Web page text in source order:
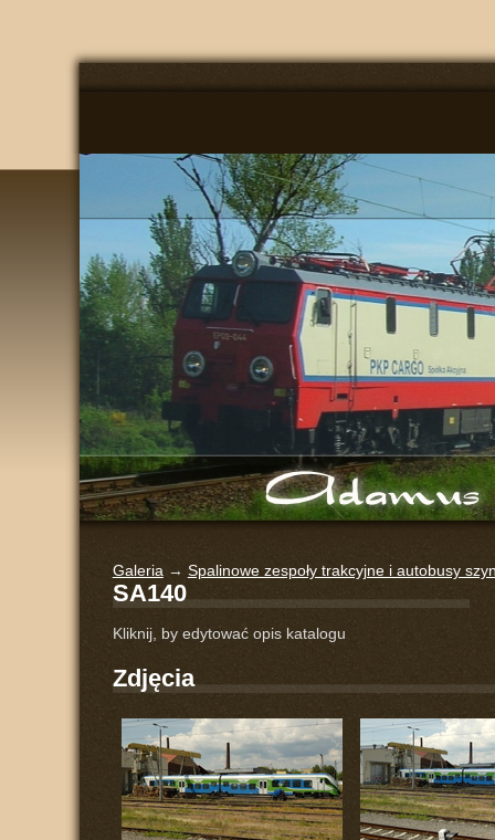
Galeria → Spalinowe zespoły trakcyjne i autobusy
SA140
Kliknij, by edytować opis katalogu
Zdjęcia